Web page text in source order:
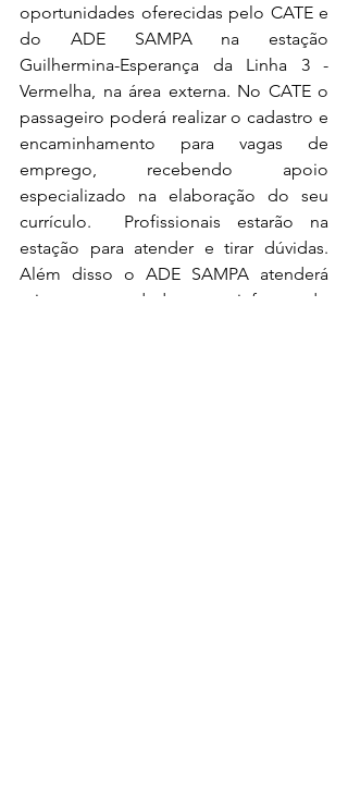
oportunidades oferecidas pelo CATE e
do ADE SAMPA na estação
Guilhermina-Esperança da Linha 3 -
Vermelha, na área externa. No CATE o
passageiro poderá realizar o cadastro e
encaminhamento para vagas de
emprego, recebendo apoio
especializado na elaboração do seu
currículo.  Profissionais estarão na
estação para atender e tirar dúvidas.
Além disso o ADE SAMPA atenderá
microempreendedores, informando